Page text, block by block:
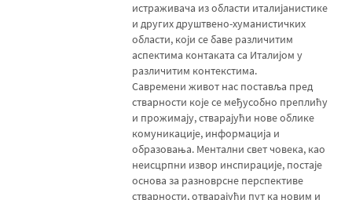
истраживача из области италијанистике
и других друштвено-хуманистичких
области, који се баве различитим
аспектима контаката са Италијом у
различитим контекстима.
Савремени живот нас поставља пред
стварности које се међусобно преплићу
и прожимају, стварајући нове облике
комуникације, информација и
образовања. Ментални свет човека, као
неисцрпни извор инспирације, постаје
основа за разноврсне перспективе
стварности, отварајући пут ка новим и